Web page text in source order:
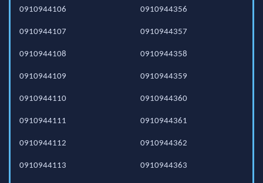
0910944106
0910944107
0910944108
0910944109
0910944110
0910944111
0910944112
0910944113
0910944356
0910944357
0910944358
0910944359
0910944360
0910944361
0910944362
0910944363